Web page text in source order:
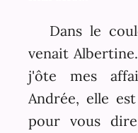
Dans le
venait
j'ôte mes
Andrée, elle
pour vous